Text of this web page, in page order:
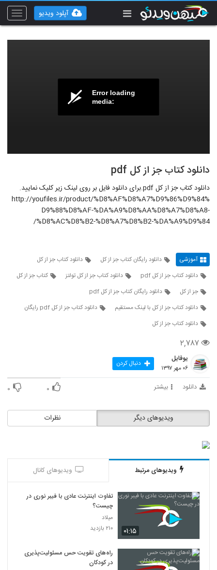
Toggle
آپلود ویدیو
Error loading
media:
دانلود کتاب جز از کل pdf
دانلود کتاب جز از کل pdf.برای دانلود فایل بر روی لینک زیر کلیک نمایید.
http://youfiles.ir/product/%D8%AF%D8%A7%D9%86%D9%84%
D9%88%D8%AF-%DA%A9%D8%AA%D8%A7%D8%A8-
%D8%AC%D8%B2-%D8%A7%D8%B2-%DA%A9%D9%84/
آموزشی دانلود رایگان کتاب جز از کل
دانلود کتاب جز از کل
دانلود کتاب جز از کل pdf
دانلود کتاب جز از کل تولتز
کتاب جز از کل
جز از کل
دانلود رایگان کتاب جز از کل pdf
دانلود کتاب جز از کل با لینک مستقیم
دانلود کتاب جز از کل pdf رایگان
دانلود کتاب جز از کل
۲,۷۸۷
یوفایل
۰۶ مهر ۱۳۹۷ دنبال کردن
دانلود بیشتر ۰ ۰
نظرات ویدیوهای دیگر
ویدیوهای مرتبط ویدیوهای کانال
۰۱:۱۵
تفاوت اینترنت عادی با فیبر نوری در
چیست؟
میلاد
۲۱۰ بازدید
راه‌های تقویت حس مسئولیت‌پذیری
در کودکان